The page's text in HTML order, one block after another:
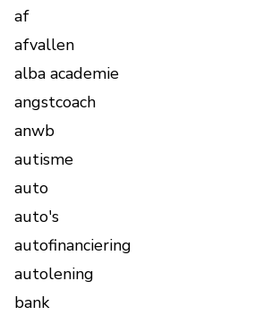
af
afvallen
alba academie
angstcoach
anwb
autisme
auto
auto's
autofinanciering
autolening
bank